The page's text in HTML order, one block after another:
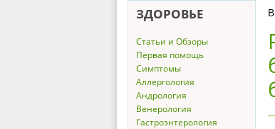
ЗДОРОВЬЕ
Статьи и Обзоры
Первая помощь
Симптомы
Аллергология
Андрология
Венерология
Гастроэнтерология